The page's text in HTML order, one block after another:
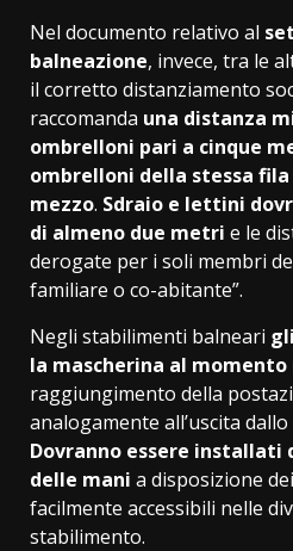
Nel documento relativo al
balneazione, invece, tra le
il corretto distanziamento
raccomanda una distanza
ombrelloni pari a cinque
ombrelloni della stessa
mezzo. Sdraio e lettini
di almeno due metri e le
derogate per i soli membri
familiare o co-abitante”.
Negli stabilimenti balneari
la mascherina al momento
raggiungimento della
analogamente all’uscita
Dovranno essere installati
delle mani a disposizione
facilmente accessibili nelle
stabilimento.